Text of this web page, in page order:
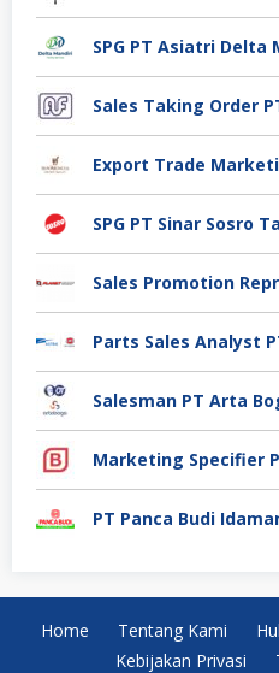
SPG PT Asiatri
SPG PT Sinar Sosro
Salesman PT Arta
Home Tentang Kami
Kebijakan Privasi